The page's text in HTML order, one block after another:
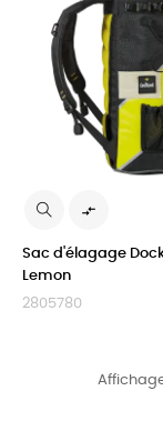

Sac d'élagage
Lemon
2805780